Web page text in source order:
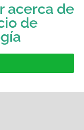
acerca de
de